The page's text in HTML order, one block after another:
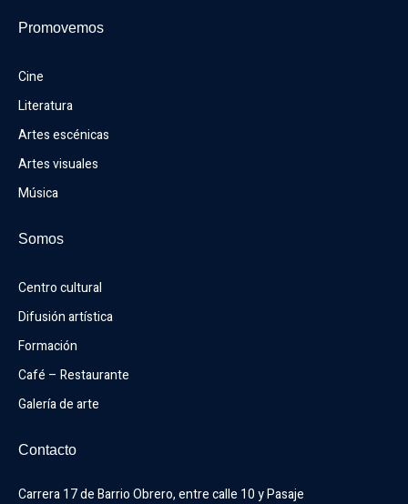
Promovemos
Cine
Literatura
Artes escénicas
Artes visuales
Música
Somos
Centro cultural
Difusión artística
Formación
Café – Restaurante
Galería de arte
Contacto
Carrera 17 de Barrio Obrero, entre calle 10 y Pasaje